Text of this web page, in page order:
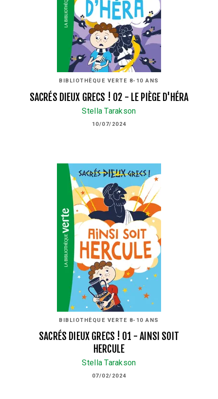
BIBLIOTHÈQUE VERTE 8-10 ANS
SACRÉS DIEUX GRECS ! 02 - LE PIÈGE D'HÉRA
Stella Tarakson
10/07/2024
BIBLIOTHÈQUE VERTE 8-10 ANS
SACRÉS DIEUX GRECS ! 01 - AINSI SOIT
HERCULE
Stella Tarakson
07/02/2024